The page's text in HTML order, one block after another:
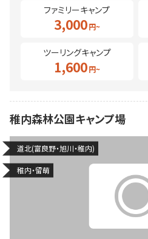
ファミリーキャンプ
3,000
ツーリングキャンプ
1,600
稚内森林公園キャンプ場
道北(富良野・旭川・稚内)
稚内・留萌